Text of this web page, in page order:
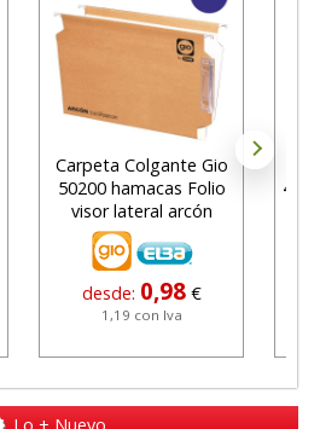
Carpeta Colgante Gio
50200 hamacas Folio
visor lateral arcón
desde: 0,98 €
1,19 con Iva